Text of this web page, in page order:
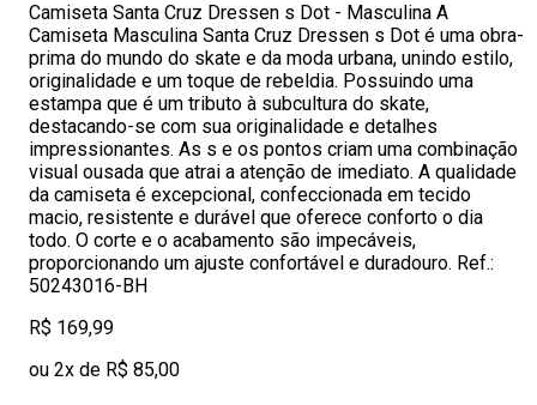
Camiseta Santa Cruz Dressen s Dot - Masculina A
Camiseta Masculina Santa Cruz Dressen s Dot é uma obra-
prima do mundo do skate e da moda urbana, unindo estilo,
originalidade e um toque de rebeldia. Possuindo uma
estampa que é um tributo à subcultura do skate,
destacando-se com sua originalidade e detalhes
impressionantes. As s e os pontos criam uma combinação
visual ousada que atrai a atenção de imediato. A qualidade
da camiseta é excepcional, confeccionada em tecido
macio, resistente e durável que oferece conforto o dia
todo. O corte e o acabamento são impecáveis,
proporcionando um ajuste confortável e duradouro. Ref.:
50243016-BH
R$ 169,99
ou 2x de R$ 85,00